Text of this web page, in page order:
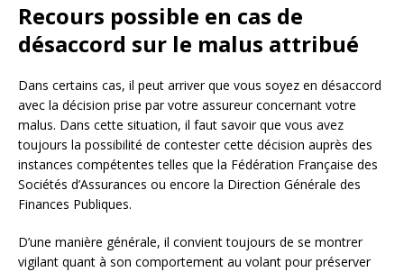
Recours possible en cas de
désaccord sur le malus attribué
Dans certains cas, il peut arriver que vous soyez en désaccord
avec la décision prise par votre assureur concernant votre
malus. Dans cette situation, il faut savoir que vous avez
toujours la possibilité de contester cette décision auprès des
instances compétentes telles que la Fédération Française des
Sociétés d’Assurances ou encore la Direction Générale des
Finances Publiques.
D’une manière générale, il convient toujours de se montrer
vigilant quant à son comportement au volant pour préserver